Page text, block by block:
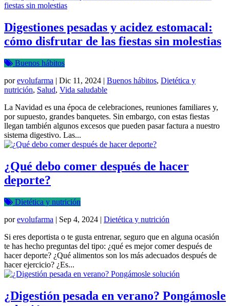
Digestiones pesadas y acidez estomacal:
cómo disfrutar de las fiestas sin molestias
Buenos hábitos
porevolufarma | Dic 11, 2024 | Buenos hábitos, Dietética y
nutrición, Salud, Vida saludable
La Navidad es una época de celebraciones, reuniones familiares y,
por supuesto, grandes banquetes. Sin embargo, con estas fiestas
llegan también algunos excesos que pueden pasar factura a nuestro
sistema digestivo. Las...
¿Qué debo comer después de hacer
deporte?
Dietética y nutrición
porevolufarma | Sep 4, 2024 | Dietética y nutrición
Si eres deportista o te gusta entrenar, seguro que en alguna ocasión
te has hecho preguntas del tipo: ¿qué es mejor comer después de
hacer deporte? ¿Qué alimentos son los más adecuados después de
hacer ejercicio? ¿Es...
¿Digestión pesada en verano? Pongámosle